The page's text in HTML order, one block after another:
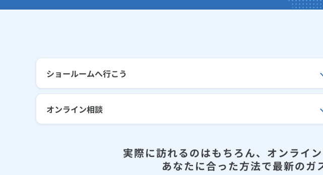
ショールームへ行こう
オンライン相談
実際に訪れるのはもちろん、オンライ
あなたに合った方法で最新のガ